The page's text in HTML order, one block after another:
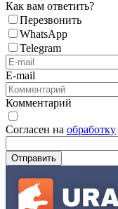
Как вам ответить?
Перезвонить
WhatsApp
Telegram
E-mail
Комментарий
Согласен на обработку